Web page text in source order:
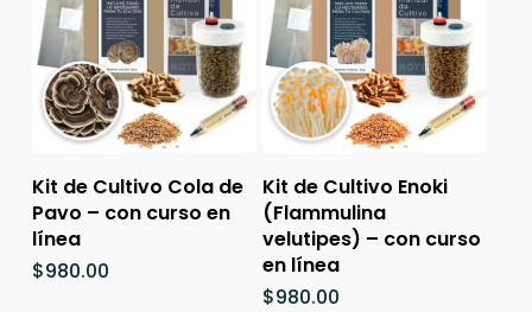
Añadir Al Carrito
Kit de Cultivo Cola de
Pavo – con curso en
línea
$980.00
Añadir Al Carrito
Kit de Cultivo Enoki
(Flammulina
velutipes) – con curso
en línea
$980.00